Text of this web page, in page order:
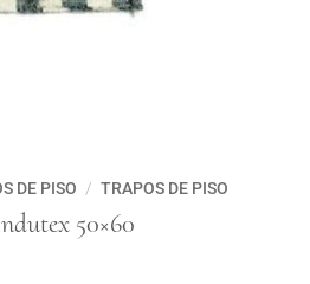
DE PISO / TRAPOS DE PISO
50×60